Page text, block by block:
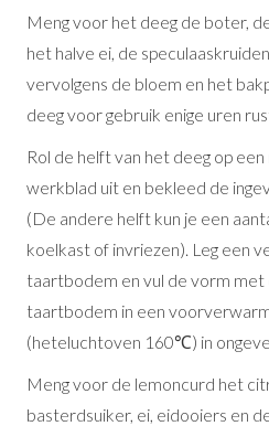
Meng voor het deeg de boter,
het halve ei, de
vervolgens de bloem en het
deeg voor gebruik enige uren
Rol de helft van het deeg op
werkblad uit en bekleed de
(De andere helft kun je een
koelkast of invriezen). Leg een
taartbodem en vul de vorm met
taartbodem in een
(heteluchtoven 160℃) in
Meng voor de lemoncurd het
basterdsuiker, ei, eidooiers en